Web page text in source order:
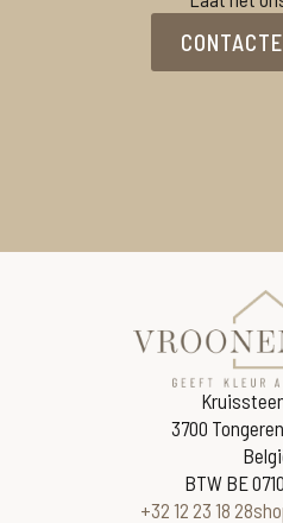
3700
BTW BE
+32 12 23 18 28